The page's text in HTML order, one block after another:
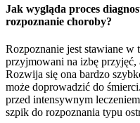
Jak wygląda proces
rozpoznanie choroby?
Rozpoznanie jest stawiane
przyjmowani na izbę przyjęć,
Rozwija się ona bardzo
może doprowadzić do
przed intensywnym
szpik do rozpoznania typu